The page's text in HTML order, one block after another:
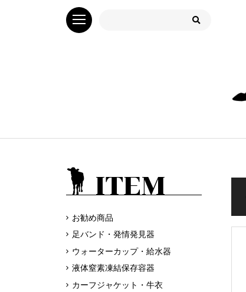
ITEM
お勧め商品
足バンド・発情発見器
ウォーターカップ・給水器
液体窒素凍結保存容器
カーフジャケット・牛衣